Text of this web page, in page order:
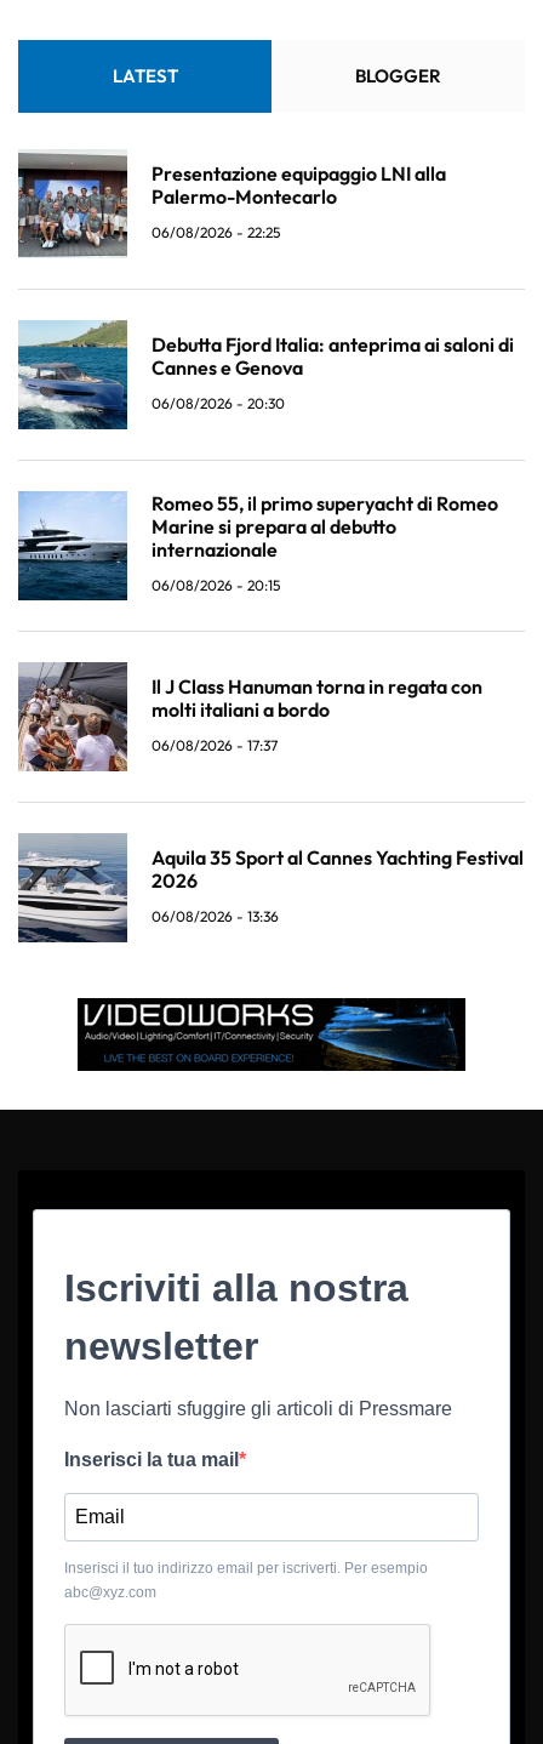
LATEST BLOGGER
Presentazione equipaggio LNI alla
Palermo-Montecarlo
06/08/2026 - 22:25
Debutta Fjord Italia: anteprima ai saloni di
Cannes e Genova
06/08/2026 - 20:30
Romeo 55, il primo superyacht di Romeo
Marine si prepara al debutto
internazionale
06/08/2026 - 20:15
Il J Class Hanuman torna in regata con
molti italiani a bordo
06/08/2026 - 17:37
Aquila 35 Sport al Cannes Yachting Festival
2026
06/08/2026 - 13:36
Iscriviti alla nostra
newsletter
Non lasciarti sfuggire gli articoli di Pressmare
Inserisci la tua mail
Inserisci il tuo indirizzo email per iscriverti. Per esempio
abc@xyz.com